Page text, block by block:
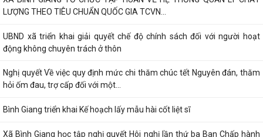
Về việc công khai danh mục thủ tục hành chính được sửa đổi, bổ sung,
Kết quả giải quyết thủ tục hành chính tháng 7 năm 2026
XÃ BÌNH GIANG TỔ CHỨC TẬP HUẤN VỀ HỆ THỐNG QUẢN LÝ CHẤT
LƯỢNG THEO TIÊU CHUẨN QUỐC GIA TCVN...
UBND xã triển khai giải quyết chế độ chính sách đối với người hoạt